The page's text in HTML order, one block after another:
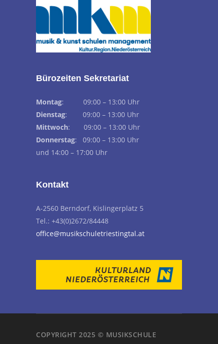
Bürozeiten Sekretariat
Montag: 09:00 – 13:00 Uhr
Dienstag: 09:00 – 13:00 Uhr
Mittwoch: 09:00 – 13:00 Uhr
Donnerstag: 09:00 – 13:00 Uhr
und 14:00 – 17:00 Uhr
Kontakt
A-2560 Berndorf, Kislingerplatz 5
Tel.: +43(0)2672/84448
office@musikschuletriestingtal.at
COPYRIGHT 2025 © MUSIKSCHULE